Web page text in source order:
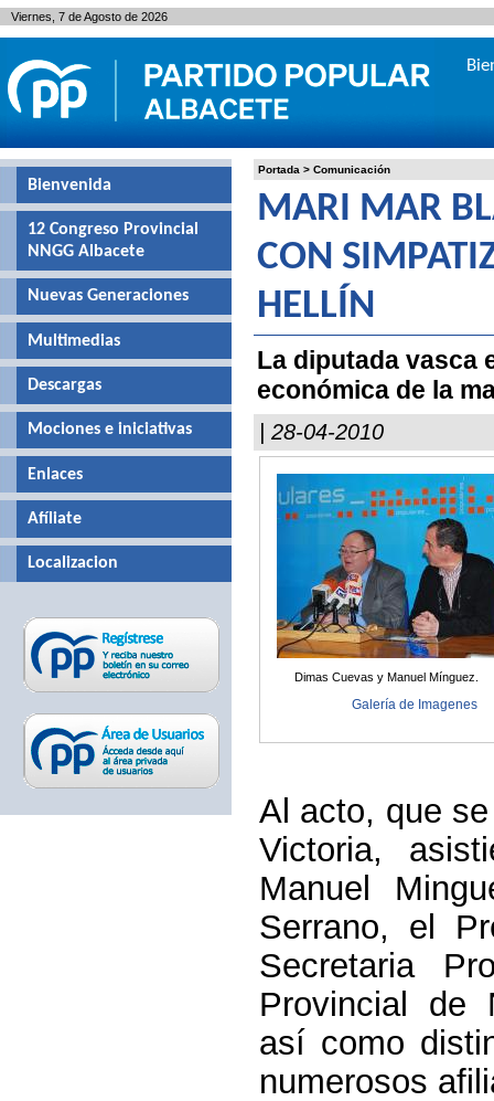
Portada > Comunicación
MARI MAR
CON
HELLÍN
La diputada vasca
económica de la
| 28-04-2010
Dimas Cuevas y Manuel Mínguez.
Galería de Imagenes
Al acto, que
Victoria,
Manuel
Serrano, el
Secretaria
Provincial de
así como
numerosos
Bienvenida
12 Congreso Provincial
NNGG Albacete
Nuevas Generaciones
Multimedias
Descargas
Mociones e iniciativas
Enlaces
Afíliate
Localizacion
Viernes, 7 de Agosto de 2026